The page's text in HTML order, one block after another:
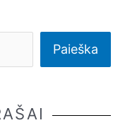
Paieška